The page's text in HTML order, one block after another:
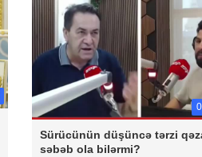
Sürücünün düşüncə tərzi
səbəb ola bilərmi?